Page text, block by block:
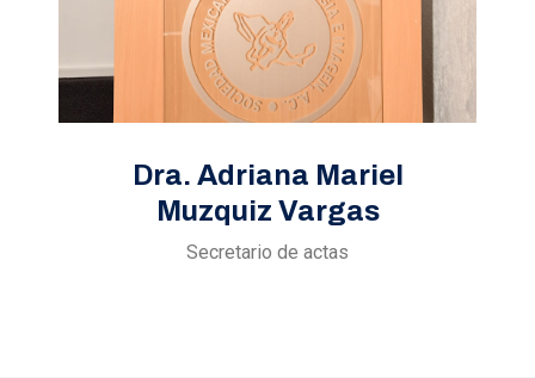
Dra. Adriana Mariel
Muzquiz Vargas
Secretario de actas